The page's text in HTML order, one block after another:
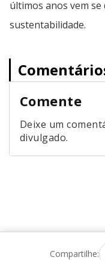
últimos anos vem se
sustentabilidade.
Comente
Deixe um
divulgado.
Compartilhe: